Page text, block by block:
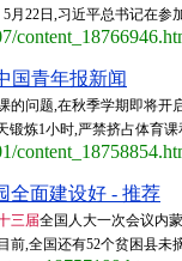
月22日,习近平总书记在
国青年报新闻
问题,在秋季学期即将开
炼1小时,严禁挤占体育
全面建设好 - 推荐
三届全国人大一次会议内
,全国还有52个贫困县